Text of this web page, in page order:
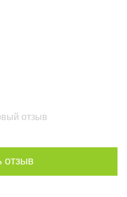
отзыв
отзыв